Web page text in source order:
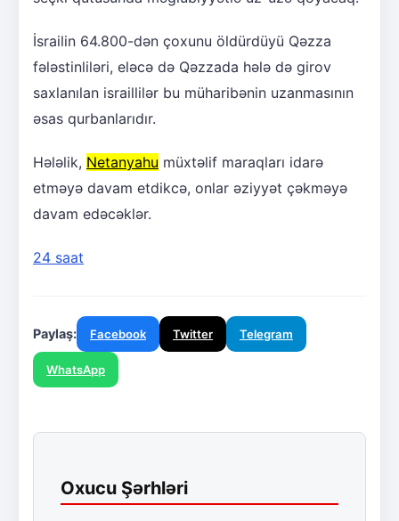
İsrailin 64.800-dən çoxunu öldürdüyü Qəzza
fələstinliləri, eləcə də Qəzzada hələ də girov
saxlanılan israillilər bu müharibənin uzanmasının
əsas qurbanlarıdır.
Hələlik, Netanyahu müxtəlif maraqları idarə
etməyə davam etdikcə, onlar əziyyət çəkməyə
davam edəcəklər.
24 saat
Paylaş: Facebook Twitter Telegram
WhatsApp
Oxucu Şərhləri